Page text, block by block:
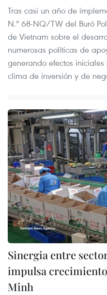
Tras casi un año de
N.º 68-NQ/TW del Buró
de Vietnam sobre el
numerosas políticas de
generando efectos
clima de inversión y de
Sinergia entre
impulsa
Minh